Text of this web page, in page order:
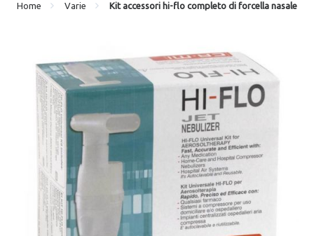
Home Varie Kit accessori hi-flo completo di forcella nasale